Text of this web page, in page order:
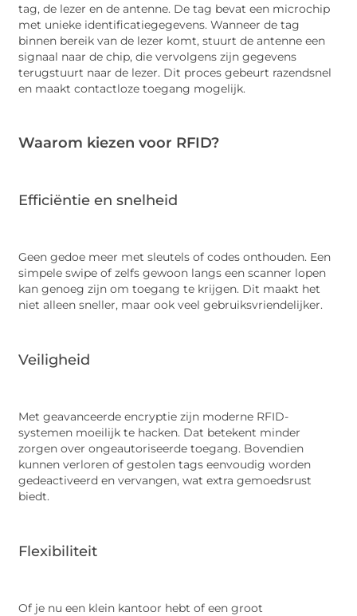
tag, de lezer en de antenne. De tag bevat een microchip
met unieke identificatiegegevens. Wanneer de tag
binnen bereik van de lezer komt, stuurt de antenne een
signaal naar de chip, die vervolgens zijn gegevens
terugstuurt naar de lezer. Dit proces gebeurt razendsnel
en maakt contactloze toegang mogelijk.
Waarom kiezen voor RFID?
Efficiëntie en snelheid
Geen gedoe meer met sleutels of codes onthouden. Een
simpele swipe of zelfs gewoon langs een scanner lopen
kan genoeg zijn om toegang te krijgen. Dit maakt het
niet alleen sneller, maar ook veel gebruiksvriendelijker.
Veiligheid
Met geavanceerde encryptie zijn moderne RFID-
systemen moeilijk te hacken. Dat betekent minder
zorgen over ongeautoriseerde toegang. Bovendien
kunnen verloren of gestolen tags eenvoudig worden
gedeactiveerd en vervangen, wat extra gemoedsrust
biedt.
Flexibiliteit
Of je nu een klein kantoor hebt of een groot